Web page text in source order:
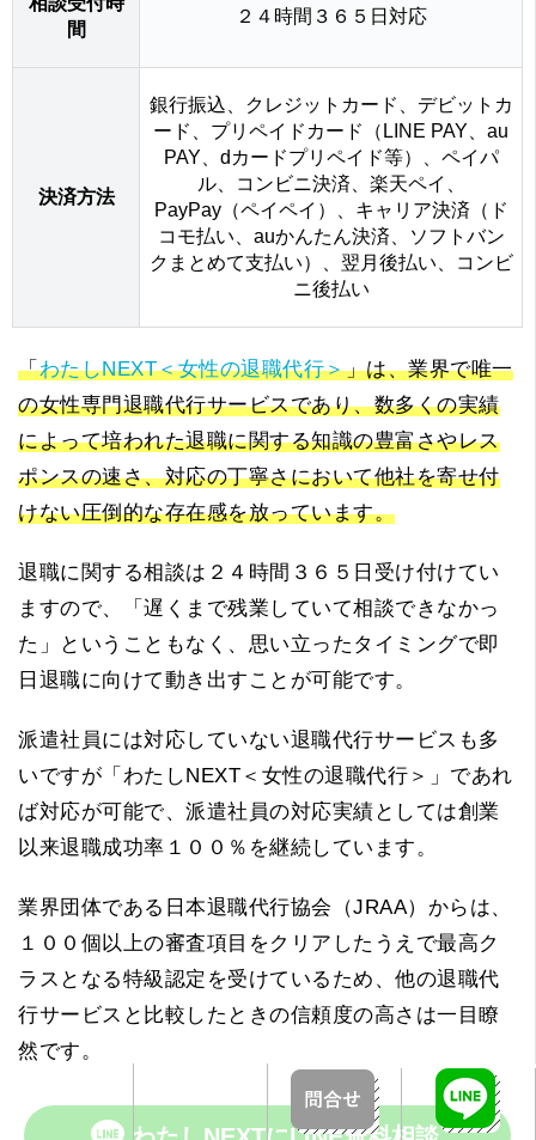
間
２４時間３６５日対応
決済方法
銀行振込、クレジットカード、デビットカ
ード、プリペイドカード（LINE PAY、au
PAY、dカードプリペイド等）、ペイパ
ル、コンビニ決済、楽天ペイ、
PayPay（ペイペイ）、キャリア決済（ド
コモ払い、auかんたん決済、ソフトバン
クまとめて支払い）、翌月後払い、コンビ
ニ後払い
「わたしNEXT＜女性の退職代行＞」は、業界で唯一
の女性専門退職代行サービスであり、数多くの実績
によって培われた退職に関する知識の豊富さやレス
ポンスの速さ、対応の丁寧さにおいて他社を寄せ付
けない圧倒的な存在感を放っています。
退職に関する相談は２４時間３６５日受け付けてい
ますので、「遅くまで残業していて相談できなかっ
た」ということもなく、思い立ったタイミングで即
日退職に向けて動き出すことが可能です。
派遣社員には対応していない退職代行サービスも多
いですが「わたしNEXT＜女性の退職代行＞」であれ
ば対応が可能で、派遣社員の対応実績としては創業
以来退職成功率１００％を継続しています。
業界団体である日本退職代行協会（JRAA）からは、
１００個以上の審査項目をクリアしたうえで最高ク
ラスとなる特級認定を受けているため、他の退職代
行サービスと比較したときの信頼度の高さは一目瞭
然です。